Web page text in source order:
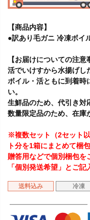
【商品内容】
●訳あり毛ガニ 冷凍ボイ
【お届けについての注意
活でいけすから水揚げし
ボイル・活ともに到着時
い。
生鮮品のため、代引き対
数量限定品のため、在庫
※複数セット（2セット
ト分を1箱にまとめて梱
贈答用などで個別梱包を
「個別発送希望」とご記
送料込み 冷凍